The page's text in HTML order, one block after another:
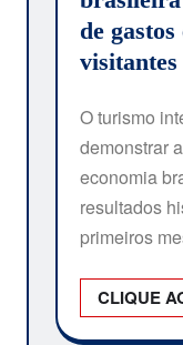
de
visitantes
O turismo
demonstrar
economia
resultados
primeiros
CLIQUE